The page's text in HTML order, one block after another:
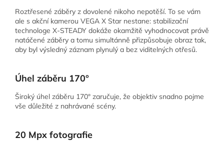
Roztřesené záběry z dovolené nikoho nepotěší. To se vám
ale s akční kamerou VEGA X Star nestane: stabilizační
technologe X-STEADY dokáže okamžitě vyhodnocovat právě
natáčené záběry a tomu simultánně přizpůsobuje obraz tak,
aby byl výsledný záznam plynulý a bez viditelných otřesů.
Úhel záběru 170°
Široký úhel záběru 170° zaručuje, že objektiv snadno pojme
vše důležité z nahrávané scény.
20 Mpx fotografie